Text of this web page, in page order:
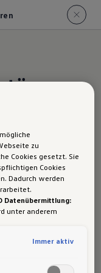
zu
Cookies gesetzt. Sie
Cookies
Dadurch werden
Datenübermittlung:
unter anderem
LLC) weitergibt.
Immer aktiv